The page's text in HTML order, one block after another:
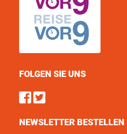
FOLGEN SIE UNS
Find us on
Follow us on
NEWSLETTER BESTELLEN